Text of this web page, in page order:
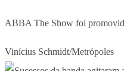
ABBA The Show foi
Vinícius Schmidt/Metrópoles